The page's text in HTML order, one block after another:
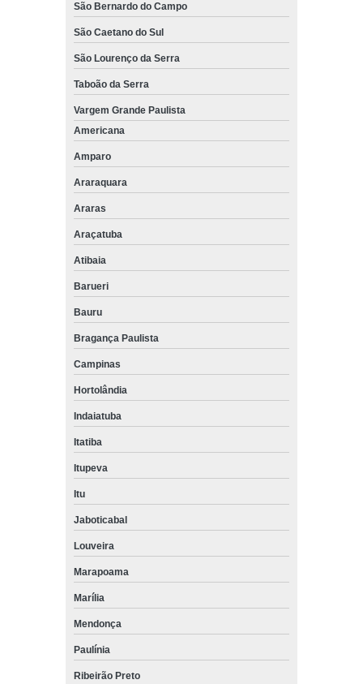
São Bernardo do Campo
São Caetano do Sul
São Lourenço da Serra
Taboão da Serra
Vargem Grande Paulista
Americana
Amparo
Araraquara
Araras
Araçatuba
Atibaia
Barueri
Bauru
Bragança Paulista
Campinas
Hortolândia
Indaiatuba
Itatiba
Itupeva
Itu
Jaboticabal
Louveira
Marapoama
Marília
Mendonça
Paulínia
Ribeirão Preto